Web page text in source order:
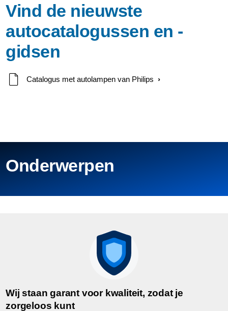
Vind de nieuwste
autocatalogussen en -
gidsen
Catalogus met autolampen van Philips
Onderwerpen
Wij staan garant voor kwaliteit, zodat je
zorgeloos kunt